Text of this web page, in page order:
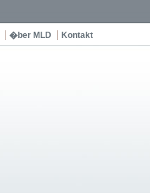
�ber MLD Kontakt